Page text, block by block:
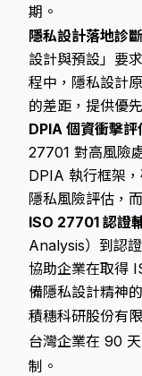
期。
隱私設計落地診斷
設計與預設」要
程中，隱私設計
的差距，提供優
DPIA 個資衝擊評
27701 對高風險
DPIA 執行框架
隱私風險評估，
ISO 27701 認證
Analysis）到認
協助企業在取得
備隱私設計精神
積穗科研股份有
台灣企業在 90
制。